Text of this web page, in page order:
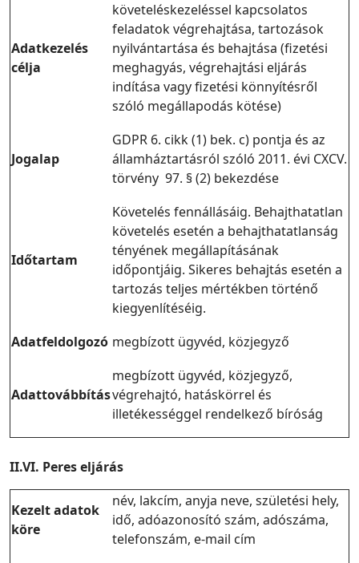
Adatkezelés
célja
követeléskezeléssel kapcsolatos
feladatok végrehajtása, tartozások
nyilvántartása és behajtása (fizetési
meghagyás, végrehajtási eljárás
indítása vagy fizetési könnyítésről
szóló megállapodás kötése)
Jogalap
GDPR 6. cikk (1) bek. c) pontja és az
államháztartásról szóló 2011. évi CXCV.
törvény 97. § (2) bekezdése
Időtartam
Követelés fennállásáig. Behajthatatlan
követelés esetén a behajthatatlanság
tényének megállapításának
időpontjáig. Sikeres behajtás esetén a
tartozás teljes mértékben történő
kiegyenlítéséig.
Adatfeldolgozó megbízott ügyvéd, közjegyző
Adattovábbítás
megbízott ügyvéd, közjegyző,
végrehajtó, hatáskörrel és
illetékességgel rendelkező bíróság
II.VI. Peres eljárás
Kezelt adatok
köre
név, lakcím, anyja neve, születési hely,
idő, adóazonosító szám, adószáma,
telefonszám, e-mail cím